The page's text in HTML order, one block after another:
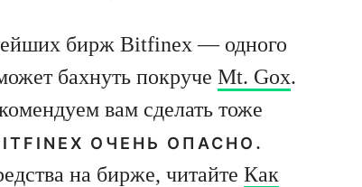
бирж Bitfinex — одного
бахнуть покруче Mt. Gox.
вам сделать тоже
ОЧЕНЬ ОПАСНО .
на бирже, читайте Как